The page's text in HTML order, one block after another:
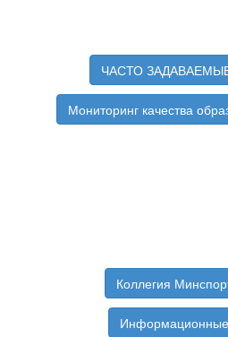
ЧАСТО
Мониторинг качества
Коллегия